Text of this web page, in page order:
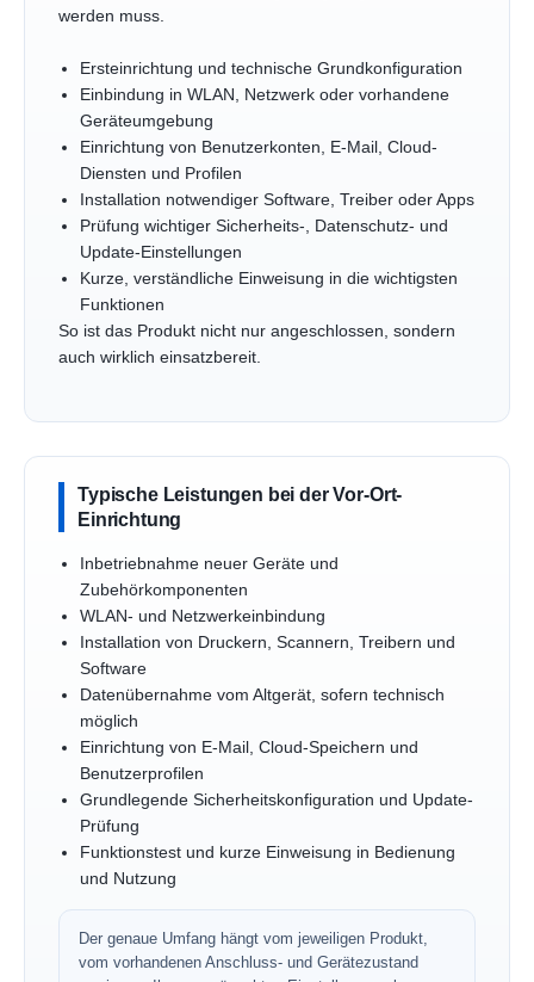
werden muss.
Ersteinrichtung und technische Grundkonfiguration
Einbindung in WLAN, Netzwerk oder vorhandene
Geräteumgebung
Einrichtung von Benutzerkonten, E-Mail, Cloud-
Diensten und Profilen
Installation notwendiger Software, Treiber oder Apps
Prüfung wichtiger Sicherheits-, Datenschutz- und
Update-Einstellungen
Kurze, verständliche Einweisung in die wichtigsten
Funktionen
So ist das Produkt nicht nur angeschlossen, sondern
auch wirklich einsatzbereit.
Typische Leistungen bei der Vor-Ort-
Einrichtung
Inbetriebnahme neuer Geräte und
Zubehörkomponenten
WLAN- und Netzwerkeinbindung
Installation von Druckern, Scannern, Treibern und
Software
Datenübernahme vom Altgerät, sofern technisch
möglich
Einrichtung von E-Mail, Cloud-Speichern und
Benutzerprofilen
Grundlegende Sicherheitskonfiguration und Update-
Prüfung
Funktionstest und kurze Einweisung in Bedienung
und Nutzung
Der genaue Umfang hängt vom jeweiligen Produkt,
vom vorhandenen Anschluss- und Gerätezustand